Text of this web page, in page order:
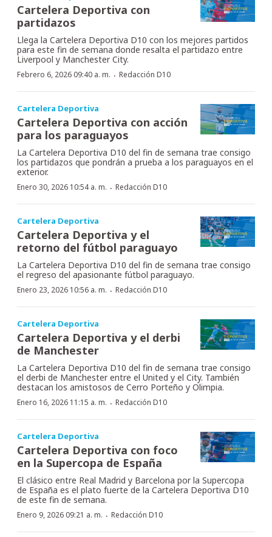
Cartelera Deportiva con
partidazos
Llega la Cartelera Deportiva D10 con los mejores partidos
para este fin de semana donde resalta el partidazo entre
Liverpool y Manchester City.
Febrero 6, 2026 09:40 a. m. · Redacción D10
Cartelera Deportiva
Cartelera Deportiva con acción
para los paraguayos
La Cartelera Deportiva D10 del fin de semana trae consigo
los partidazos que pondrán a prueba a los paraguayos en el
exterior.
Enero 30, 2026 10:54 a. m. · Redacción D10
Cartelera Deportiva
Cartelera Deportiva y el
retorno del fútbol paraguayo
La Cartelera Deportiva D10 del fin de semana trae consigo
el regreso del apasionante fútbol paraguayo.
Enero 23, 2026 10:56 a. m. · Redacción D10
Cartelera Deportiva
Cartelera Deportiva y el derbi
de Manchester
La Cartelera Deportiva D10 del fin de semana trae consigo
el derbi de Manchester entre el United y el City. También
destacan los amistosos de Cerro Porteño y Olimpia.
Enero 16, 2026 11:15 a. m. · Redacción D10
Cartelera Deportiva
Cartelera Deportiva con foco
en la Supercopa de España
El clásico entre Real Madrid y Barcelona por la Supercopa
de España es el plato fuerte de la Cartelera Deportiva D10
de este fin de semana.
Enero 9, 2026 09:21 a. m. · Redacción D10